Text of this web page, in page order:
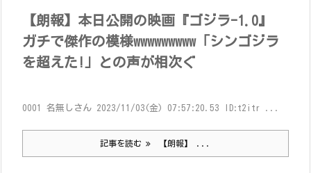
【朗報】本日公開の映画『ゴジラ-1.0』
ガチで傑作の模様wwwwwwwww「シンゴジラ
を超えた!」との声が相次ぐ
0001 名無しさん 2023/11/03(金) 07:57:20.53 ID:t2itr ...
記事を読む 【朗報】 ...